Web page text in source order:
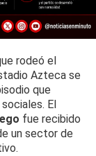
rodeó el
Azteca se
que
El
fue recibido
un sector de